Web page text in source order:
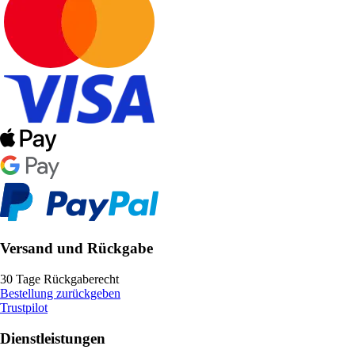
Versand und Rückgabe
30 Tage Rückgaberecht
Bestellung zurückgeben
Trustpilot
Dienstleistungen